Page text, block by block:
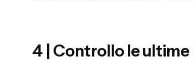
4 | Controllo le